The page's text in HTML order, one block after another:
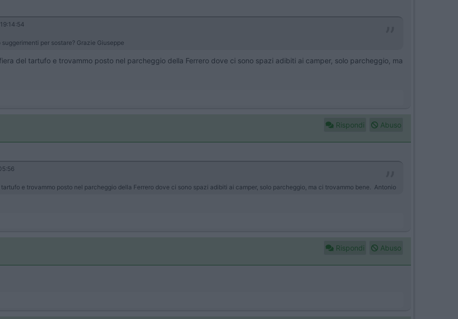
19:14:54
per sostare? Grazie Giuseppe
del tartufo e trovammo posto nel parcheggio della Ferrero dove ci sono spazi adibiti ai camper, solo parcheggio, ma
Rispondi Abuso
e trovammo posto nel parcheggio della Ferrero dove ci sono spazi adibiti ai camper, solo parcheggio, ma ci trovammo bene. Antonio
Rispondi Abuso